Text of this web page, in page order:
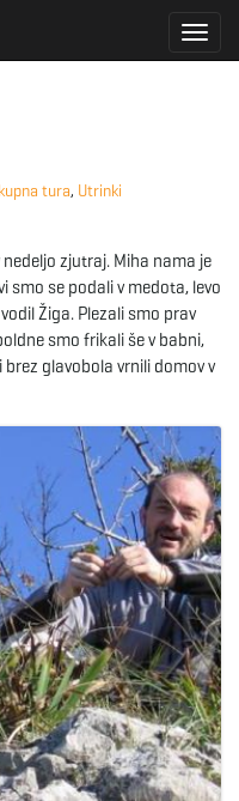
g
g
l
e
n
a
tura, Utrinki
zjutraj. Miha nama je
smo se podali v medota, levo
Žiga. Plezali smo prav
smo frikali še v babni,
glavobola vrnili domov v